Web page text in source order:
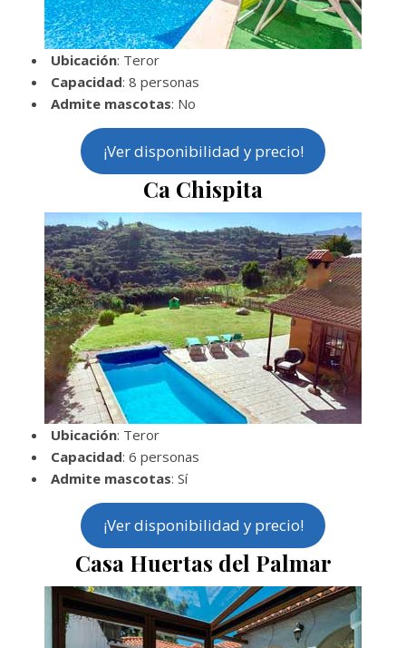
Ubicación: Teror
Capacidad: 8 personas
Admite mascotas: No
¡Ver disponibilidad y precio!
Ca Chispita
Ubicación: Teror
Capacidad: 6 personas
Admite mascotas: Sí
¡Ver disponibilidad y precio!
Casa Huertas del Palmar